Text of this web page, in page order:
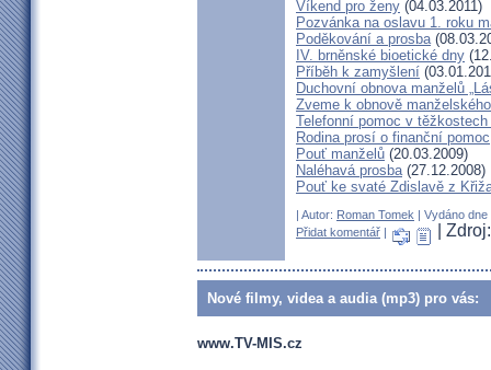
Víkend pro ženy (04.03.2011)
Pozvánka na oslavu 1. roku
Poděkování a prosba
IV. brněnské bioetické dny
Příběh k zamyšlení
Duchovní obnova manželů
Zveme k obnově
Telefonní pomoc v
Rodina prosí o finanční pomoc
Pouť manželů (20.03.2009)
Naléhavá prosba(27.12.2008)
Pouť ke svaté Zdislavě z
| Autor: Roman Tomek | Vydáno
Přidat komentář | |
Nové filmy, videa a audia (mp3) pro vás:
www.TV-MIS.cz